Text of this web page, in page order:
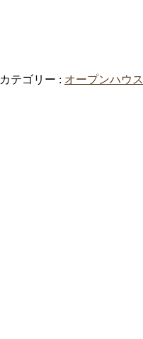
カテゴリー : オープンハウス